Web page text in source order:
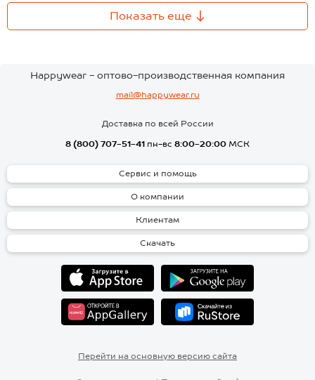
Показать еще
Happywear - оптово-производственная компания
mail@happywear.ru
Доставка по всей России
8 (800) 707-51-41 пн-вс 8:00-20:00 МСК
Сервис и помощь
О компании
Клиентам
Скачать
Перейти на основную версию сайта